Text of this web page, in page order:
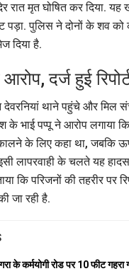
रात मृत घोषित कर दिया. यह
पड़ा. पुलिस ने दोनों के शव
दिया है.
दर्ज हुई
देवरनियां थाने पहुंचे और
के भाई पप्पू ने आरोप लगाया
के लिए कहा था, जबकि
लापरवाही के चलते यह
कि परिजनों की तहरीर पर
जा रही है.
के कर्मयोगी रोड पर 10 फीट